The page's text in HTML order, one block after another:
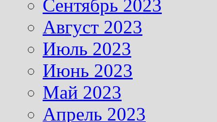
Сентябрь 2023
Август 2023
Июль 2023
Июнь 2023
Май 2023
Апрель 2023